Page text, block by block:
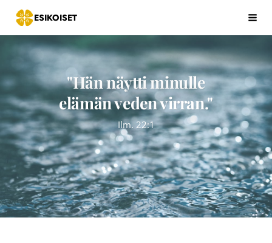
Siirry
sivun
sisältöön
ESIKOISET
"Hän näytti minulle
elämän veden virran."
Ilm. 22:1